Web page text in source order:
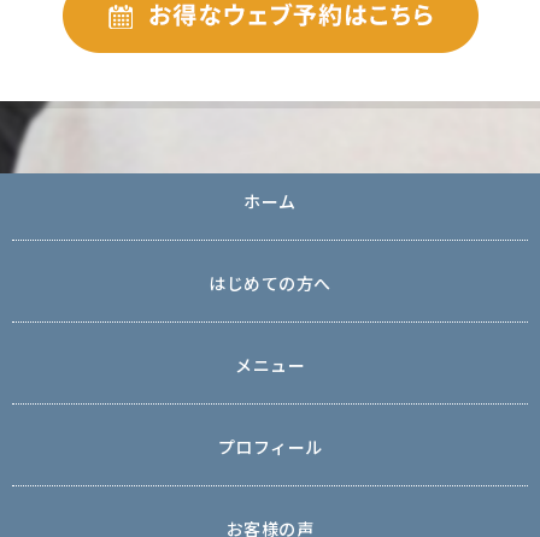
ホーム
はじめての方へ
メニュー
プロフィール
お客様の声